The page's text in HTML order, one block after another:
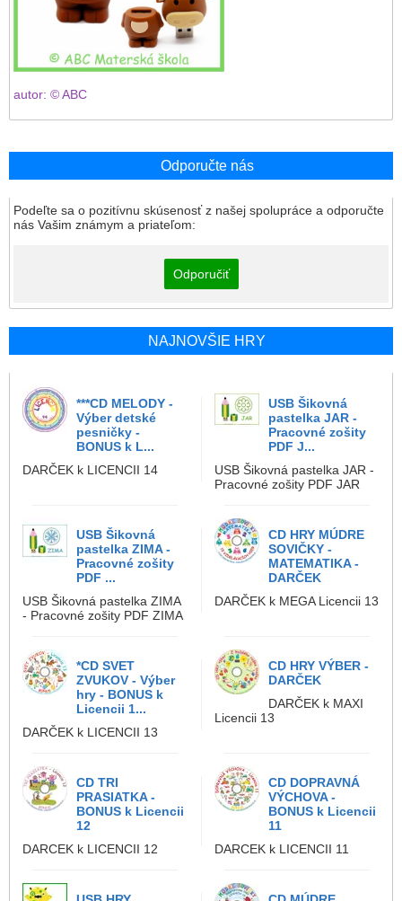
autor: © ABC
Odporučte nás
Podeľte sa o pozitívnu skúsenosť z našej spolupráce a odporučte
nás Vašim známym a priateľom:
Odporučiť
NAJNOVŠIE HRY
***CD MELODY -
Výber detské
pesničky -
BONUS k L...
DARČEK k LICENCII 14
USB Šikovná
pastelka JAR -
Pracovné zošity
PDF J...
USB Šikovná pastelka JAR -
Pracovné zošity PDF JAR
USB Šikovná
pastelka ZIMA -
Pracovné zošity
PDF ...
USB Šikovná pastelka ZIMA
- Pracovné zošity PDF ZIMA
CD HRY MÚDRE
SOVIČKY -
MATEMATIKA -
DARČEK
DARČEK k MEGA Licencii 13
*CD SVET
ZVUKOV - Výber
hry - BONUS k
Licencii 1...
DARČEK k LICENCII 13
CD HRY VÝBER -
DARČEK
DARČEK k MAXI
Licencii 13
CD TRI
PRASIATKA -
BONUS k Licencii
12
DARCEK k LICENCII 12
CD DOPRAVNÁ
VÝCHOVA -
BONUS k Licencii
11
DARCEK k LICENCII 11